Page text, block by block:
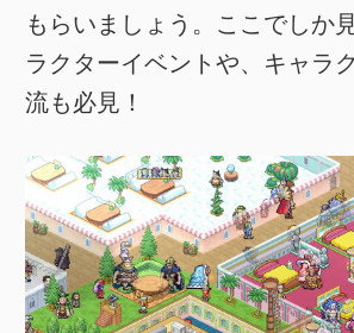
もらいましょう。ここでしか
ラクターイベントや、キャラ
流も必見！